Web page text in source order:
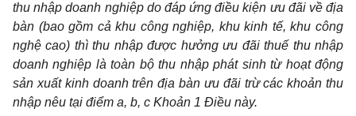
thu nhập doanh nghiệp do đáp ứng điều kiện ưu đãi về địa
bàn (bao gồm cả khu công nghiệp, khu kinh tế, khu công
nghệ cao) thì thu nhập được hưởng ưu đãi thuế thu nhập
doanh nghiệp là toàn bộ thu nhập phát sinh từ hoạt động
sản xuất kinh doanh trên địa bàn ưu đãi trừ các khoản thu
nhập nêu tại điểm a, b, c Khoản 1 Điều này.